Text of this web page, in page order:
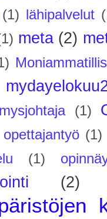
(1) lähipalvelut
meta (2)
(1)
opettajantyö (1)
(1)
(2)